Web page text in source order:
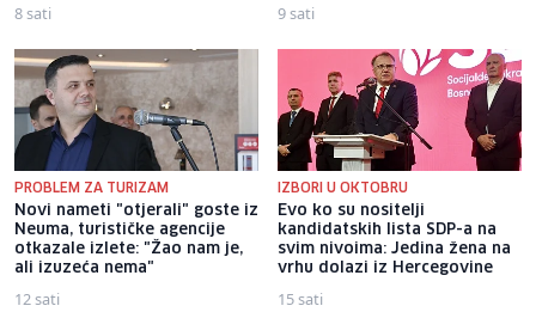
8 sati 9 sati
PROBLEM ZA TURIZAM
Novi nameti "otjerali" goste iz
Neuma, turističke agencije
otkazale izlete: "Žao nam je,
ali izuzeća nema"
12 sati
IZBORI U OKTOBRU
Evo ko su nositelji
kandidatskih lista SDP-a na
svim nivoima: Jedina žena na
vrhu dolazi iz Hercegovine
15 sati